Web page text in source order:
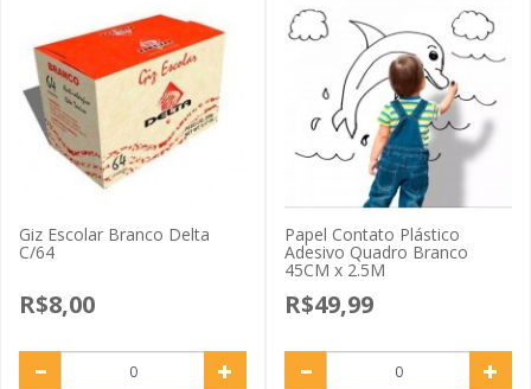
Giz Escolar Branco Delta
C/64
R$8,00
Papel Contato Plástico
Adesivo Quadro Branco
45CM x 2.5M
R$49,99